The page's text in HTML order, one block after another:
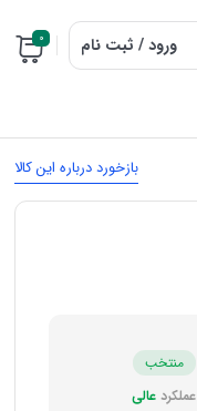
ورود / ثبت نام 0
بازخورد درباره این کالا
منتخب
عملکرد عالی